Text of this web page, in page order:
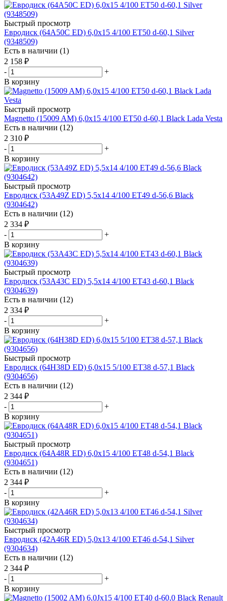
Быстрый просмотр
Евродиск (64A50C ED) 6,0x15 4/100 ET50 d-60,1 Silver
(9348509)
Есть в наличии (1)
2 158 ₽
-
+
В корзину
Быстрый просмотр
Magnetto (15009 AM) 6,0x15 4/100 ET50 d-60,1 Black Lada Vesta
Есть в наличии (12)
2 310 ₽
-
+
В корзину
Быстрый просмотр
Евродиск (53A49Z ED) 5,5x14 4/100 ET49 d-56,6 Black
(9304642)
Есть в наличии (12)
2 334 ₽
-
+
В корзину
Быстрый просмотр
Евродиск (53A43C ED) 5,5x14 4/100 ET43 d-60,1 Black
(9304639)
Есть в наличии (12)
2 334 ₽
-
+
В корзину
Быстрый просмотр
Евродиск (64H38D ED) 6,0x15 5/100 ET38 d-57,1 Black
(9304656)
Есть в наличии (12)
2 344 ₽
-
+
В корзину
Быстрый просмотр
Евродиск (64A48R ED) 6,0x15 4/100 ET48 d-54,1 Black
(9304651)
Есть в наличии (12)
2 344 ₽
-
+
В корзину
Быстрый просмотр
Евродиск (42A46R ED) 5,0x13 4/100 ET46 d-54,1 Silver
(9304634)
Есть в наличии (12)
2 344 ₽
-
+
В корзину